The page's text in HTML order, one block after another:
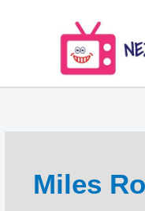
Miles